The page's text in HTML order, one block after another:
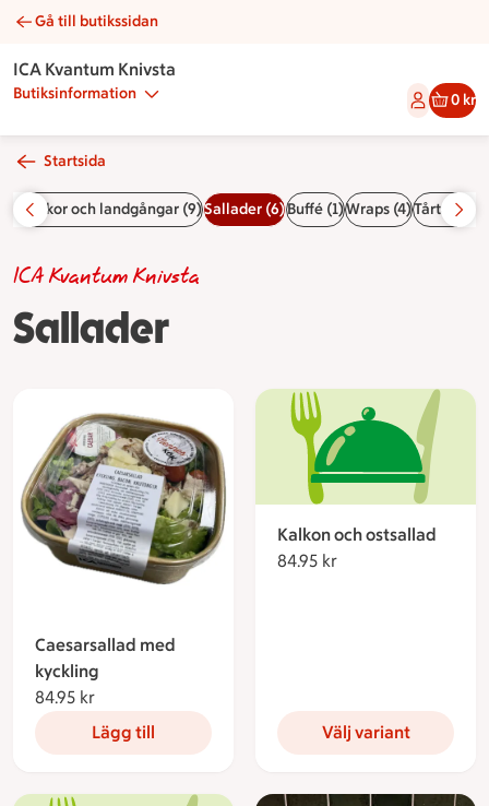
Sallader | Catering ICA Kvantum Knivsta
Gå till butikssidan
ICA Kvantum Knivsta
Butiksinformation 0 kr
Startsida
Mackor och landgångar (9)Sallader (6)Buffé (1)Wraps (4)Tårtor (10)
Sallader
ICA Kvantum Knivsta
Caesarsallad med
kyckling
84.95 kr
Lägg till
Kalkon och ostsallad
84.95 kr
Välj variant